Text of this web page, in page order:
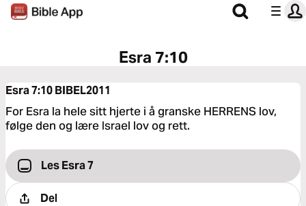
Esra 7:10
Esra 7:10BIBEL2011
For Esra la hele sitt hjerte i å granske HERRENS lov,
følge den og lære Israel lov og rett.
Les Esra 7
Del